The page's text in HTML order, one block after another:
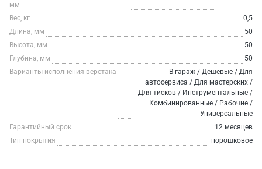
мм
Вес, кг
0,5
Длина, мм
50
Высота, мм
50
Глубина, мм
50
Варианты исполнения верстака
В гараж / Дешевые / Для
автосервиса / Для мастерских /
Для тисков / Инструментальные /
Комбинированные / Рабочие /
Универсальные
Гарантийный срок
12 месяцев
Тип покрытия
порошковое